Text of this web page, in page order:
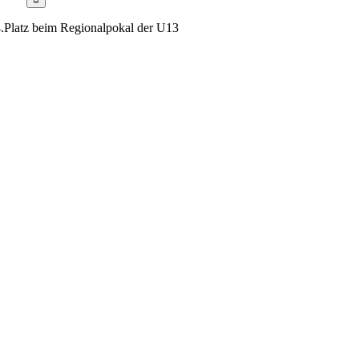
beim Regionalpokal der U13